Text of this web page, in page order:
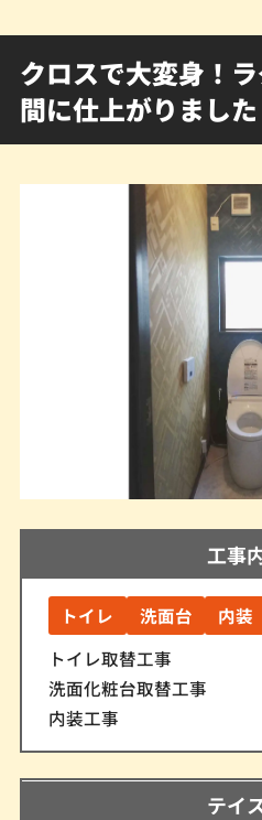
クロスで大変身！
間に仕上がりました
工事
トイレ 洗面台
内装
トイレ取替工事
洗面化粧台取替工事
内装工事
テイ